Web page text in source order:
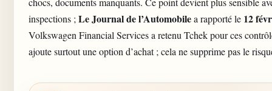
inspections ; Le Journal de l’Automobilea rapporté le 12
Volkswagen Financial Services a retenu Tchek pour ces
ajoute surtout une option d’achat ; cela ne supprime pas le